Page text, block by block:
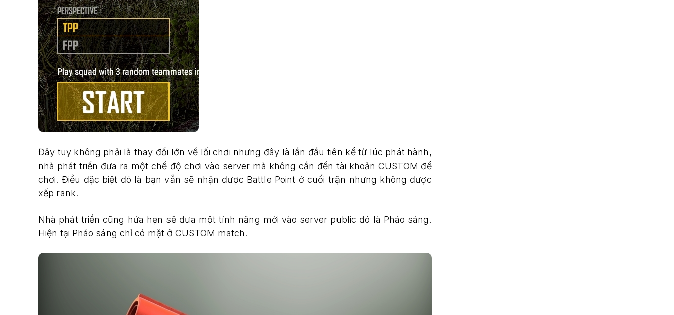
Đây tuy không phải là thay đổi lớn về lối chơi nhưng đây là lần đầu tiên kể từ lúc phát hành,
nhà phát triển đưa ra một chế độ chơi vào server mà không cần đến tài khoản CUSTOM để
chơi. Điều đặc biệt đó là bạn vẫn sẽ nhận được Battle Point ở cuối trận nhưng không được
xếp rank.
Nhà phát triển cũng hứa hẹn sẽ đưa một tính năng mới vào server public đó là Pháo sáng.
Hiện tại Pháo sáng chỉ có mặt ở CUSTOM match.